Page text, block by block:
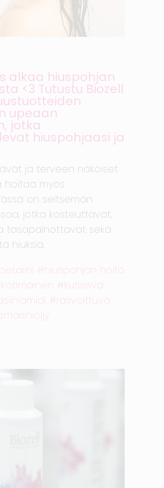
alkaa hiuspohjan
<3 Tutustu Biozell
upeaan
jotka
hiuspohjaasi ja
ja terveen näköiset
hoitaa myös
on seitsemän
jotka kosteuttavat,
tasapainottavat sekä
hiuksia.
betaiini
hiuspohjan hoito
kotimainen
kutiseva
rasvoittuva